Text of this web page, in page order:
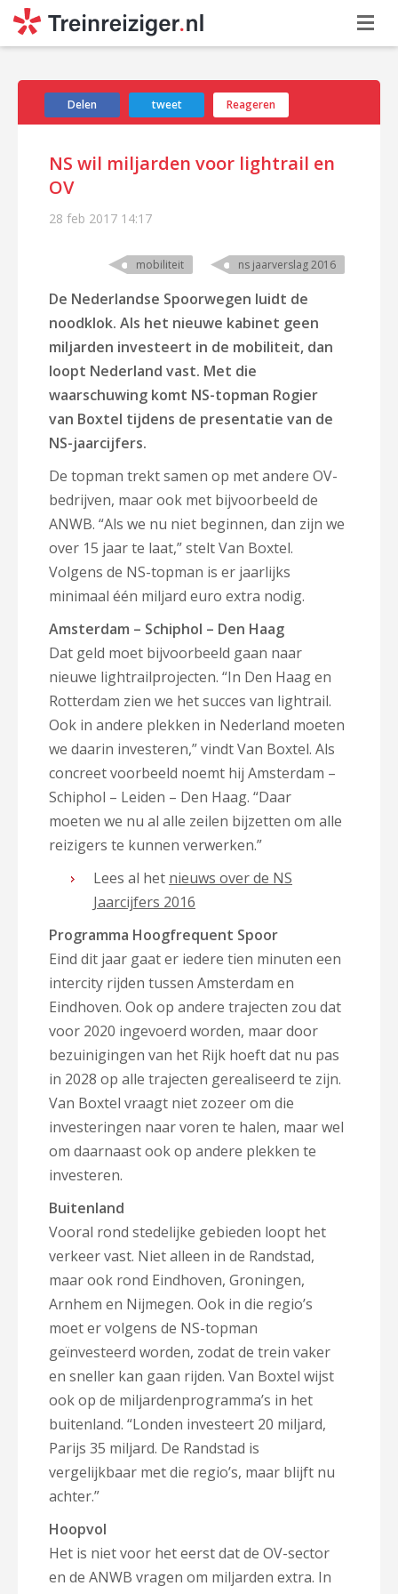
Delen tweet Reageren
NS wil miljarden voor lightrail en
OV
28 feb 2017 14:17
mobiliteit ns jaarverslag 2016
De Nederlandse Spoorwegen luidt de
noodklok. Als het nieuwe kabinet geen
miljarden investeert in de mobiliteit, dan
loopt Nederland vast. Met die
waarschuwing komt NS-topman Rogier
van Boxtel tijdens de presentatie van de
NS-jaarcijfers.
De topman trekt samen op met andere OV-
bedrijven, maar ook met bijvoorbeeld de
ANWB. “Als we nu niet beginnen, dan zijn we
over 15 jaar te laat,” stelt Van Boxtel.
Volgens de NS-topman is er jaarlijks
minimaal één miljard euro extra nodig.
Amsterdam – Schiphol – Den Haag
Dat geld moet bijvoorbeeld gaan naar
nieuwe lightrailprojecten. “In Den Haag en
Rotterdam zien we het succes van lightrail.
Ook in andere plekken in Nederland moeten
we daarin investeren,” vindt Van Boxtel. Als
concreet voorbeeld noemt hij Amsterdam –
Schiphol – Leiden – Den Haag. “Daar
moeten we nu al alle zeilen bijzetten om alle
reizigers te kunnen verwerken.”
Lees al het nieuws over de NS
Jaarcijfers 2016
Programma Hoogfrequent Spoor
Eind dit jaar gaat er iedere tien minuten een
intercity rijden tussen Amsterdam en
Eindhoven. Ook op andere trajecten zou dat
voor 2020 ingevoerd worden, maar door
bezuinigingen van het Rijk hoeft dat nu pas
in 2028 op alle trajecten gerealiseerd te zijn.
Van Boxtel vraagt niet zozeer om die
investeringen naar voren te halen, maar wel
om daarnaast ook op andere plekken te
investeren.
Buitenland
Vooral rond stedelijke gebieden loopt het
verkeer vast. Niet alleen in de Randstad,
maar ook rond Eindhoven, Groningen,
Arnhem en Nijmegen. Ook in die regio’s
moet er volgens de NS-topman
geïnvesteerd worden, zodat de trein vaker
en sneller kan gaan rijden. Van Boxtel wijst
ook op de miljardenprogramma’s in het
buitenland. “Londen investeert 20 miljard,
Parijs 35 miljard. De Randstad is
vergelijkbaar met die regio’s, maar blijft nu
achter.”
Hoopvol
Het is niet voor het eerst dat de OV-sector
en de ANWB vragen om miljarden extra. In